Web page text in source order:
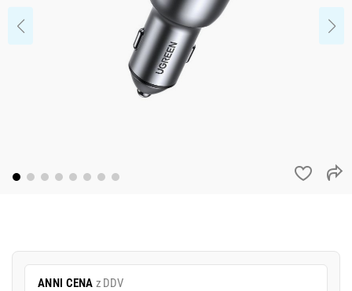
ANNI CENA z DDV